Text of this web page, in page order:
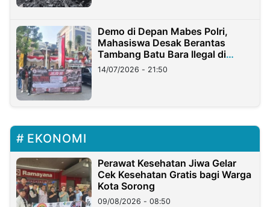
Demo di Depan Mabes Polri,
Mahasiswa Desak Berantas
Tambang Batu Bara Ilegal di
Lampung
14/07/2026 - 21:50
EKONOMI
Perawat Kesehatan Jiwa Gelar
Cek Kesehatan Gratis bagi Warga
Kota Sorong
09/08/2026 - 08:50